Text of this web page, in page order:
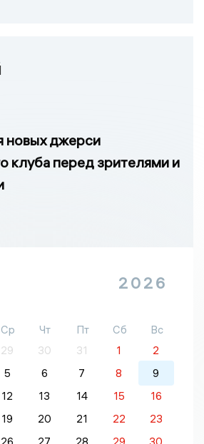
новых джерси
клуба перед зрителями и
2026
Ср Чт Пт Сб
Вс
29 30 31 1
2
5 6 7 8
9
12 13 14 15
16
19 20 21 22
23